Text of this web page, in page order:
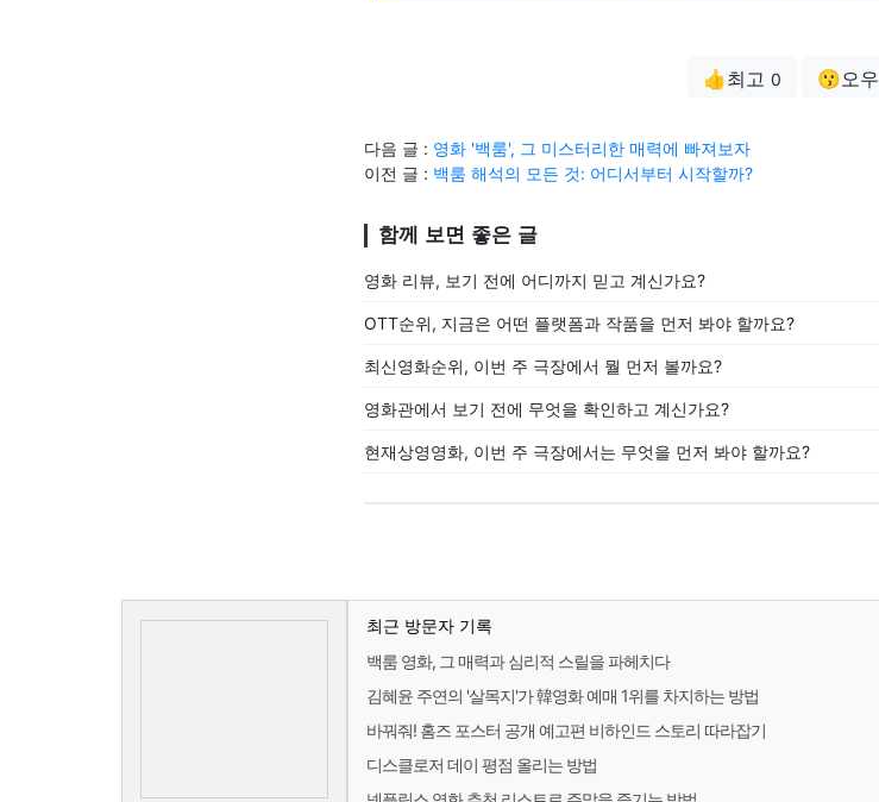
👍최고 0 😗오우
다음 글 : 영화 '백룸', 그 미스터리한 매력에 빠져보자
이전 글 : 백룸 해석의 모든 것: 어디서부터 시작할까?
함께 보면 좋은 글
영화 리뷰, 보기 전에 어디까지 믿고 계신가요?
OTT순위, 지금은 어떤 플랫폼과 작품을 먼저 봐야 할까요?
최신영화순위, 이번 주 극장에서 뭘 먼저 볼까요?
영화관에서 보기 전에 무엇을 확인하고 계신가요?
현재상영영화, 이번 주 극장에서는 무엇을 먼저 봐야 할까요?
최근 방문자 기록
백룸 영화, 그 매력과 심리적 스릴을 파헤치다
김혜윤 주연의 '살목지'가 韓영화 예매 1위를 차지하는 방법
바꿔줘! 홈즈 포스터 공개 예고편 비하인드 스토리 따라잡기
디스클로저 데이 평점 올리는 방법